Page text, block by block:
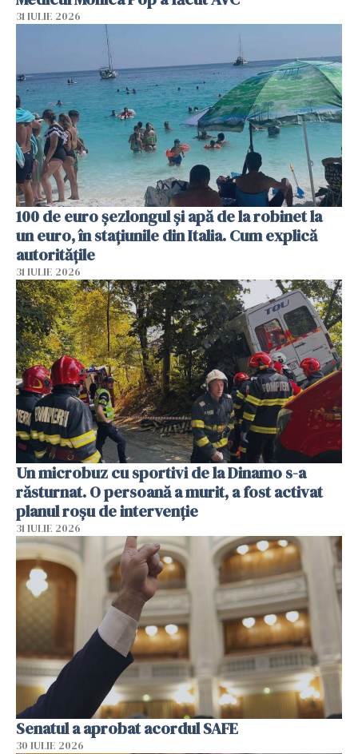
31 IULIE 2026
100 de euro șezlongul și apă de la robinet la
un euro, în stațiunile din Italia. Cum explică
autoritățile
31 IULIE 2026
Un microbuz cu sportivi de la Dinamo s-a
răsturnat. O persoană a murit, a fost activat
planul roșu de intervenție
31 IULIE 2026
Senatul a aprobat acordul SAFE
30 IULIE 2026